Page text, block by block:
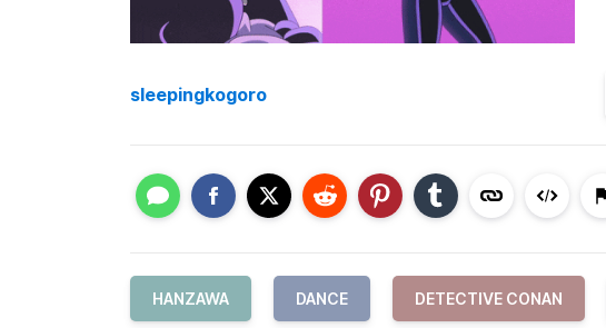
sleepingkogoro
HANZAWA DANCE DETECTIVE CONAN